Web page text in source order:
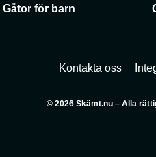
Gåtor för barn
Kontakta oss
© 2026 Skämt.nu – Alla